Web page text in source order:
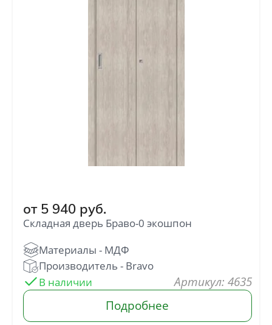
г. Москва
+7(926) 210-00-15
+7(901) 794-78-00
onlydoorshop@yandex.ru
от 5 940 руб.
Складная дверь Браво-0 экошпон
: 4635